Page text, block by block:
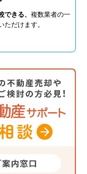
できる、複数業者の一
ただけます。